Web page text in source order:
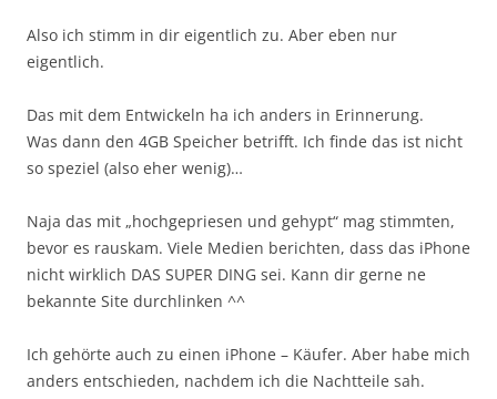
Also ich stimm in dir eigentlich zu. Aber eben nur
eigentlich.
Das mit dem Entwickeln ha ich anders in Erinnerung.
Was dann den 4GB Speicher betrifft. Ich finde das ist nicht
so speziel (also eher wenig)…
Naja das mit „hochgepriesen und gehypt“ mag stimmten,
bevor es rauskam. Viele Medien berichten, dass das iPhone
nicht wirklich DAS SUPER DING sei. Kann dir gerne ne
bekannte Site durchlinken ^^
Ich gehörte auch zu einen iPhone – Käufer. Aber habe mich
anders entschieden, nachdem ich die Nachtteile sah.